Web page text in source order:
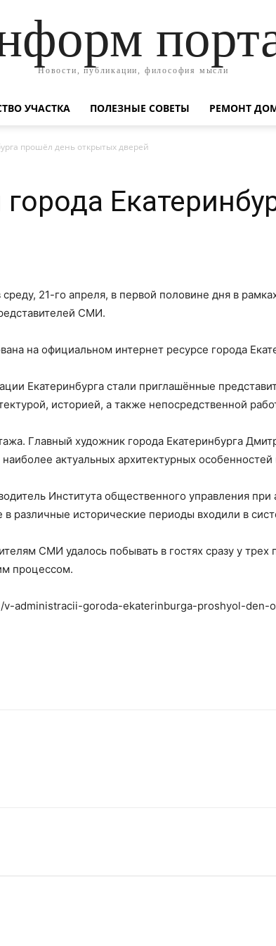
Новости, публикации, философия мысли
УЧАСТКА ПОЛЕЗНЫЕ СОВЕТЫ РЕМОНТ
прошёл день открытых дверей
21-го апреля, в первой половине дня в
СМИ.
на официальном интернет ресурсе города
Екатеринбурга стали приглашённые
историей, а также непосредственной
Главный художник города Екатеринбурга
актуальных архитектурных
Института общественного управления
различные исторические периоды входили в
СМИ удалось побывать в гостях сразу у
процессом.
administracii-goroda-ekaterinburga-proshyol-den-